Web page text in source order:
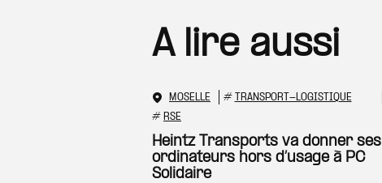
A lire aussi
MOSELLE # TRANSPORT-LOGISTIQUE
# RSE
Heintz Transports va donner ses
ordinateurs hors d’usage à PC
Solidaire